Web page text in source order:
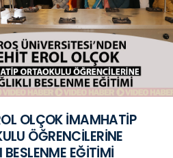
OLÇOK İMAMHATİP
ÖĞRENCİLERİNE
BESLENME EĞİTİMİ